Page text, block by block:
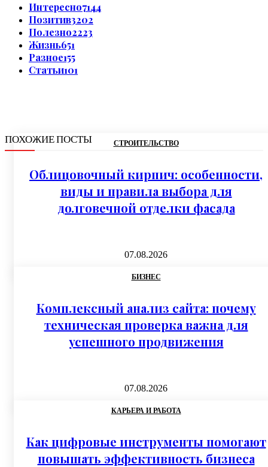
Интересно7144
Позитив3202
Полезно2223
Жизнь651
Разное155
Статьи101
ПОХОЖИЕ ПОСТЫ СТРОИТЕЛЬСТВО
Облицовочный кирпич: особенности,
виды и правила выбора для
долговечной отделки фасада
07.08.2026
БИЗНЕС
Комплексный анализ сайта: почему
техническая проверка важна для
успешного продвижения
07.08.2026
КАРЬЕРА И РАБОТА
Как цифровые инструменты помогают
повышать эффективность бизнеса